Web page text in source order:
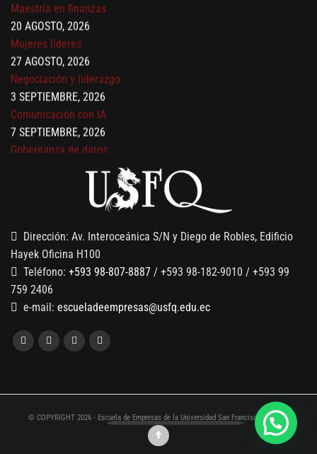
20 AGOSTO, 2026
Mujeres líderes
27 AGOSTO, 2026
Negociación y liderazgo
3 SEPTIEMBRE, 2026
Comunicación con IA
7 SEPTIEMBRE, 2026
Gobernanza de datos
Finanzas para no financieros
Dirección: Av. Interoceánica S/N y Diego de Robles, Edificio
Hayek Oficina H100
Teléfono: +593 98-807-8887 / +593 98-182-9010 / +593 99
759 2406
e-mail: escueladeempresas@usfq.edu.ec
© COPYRIGHT 2026 - Escuela de Empresas de la Universidad San Francisco de Quito
Chatea con un asesor